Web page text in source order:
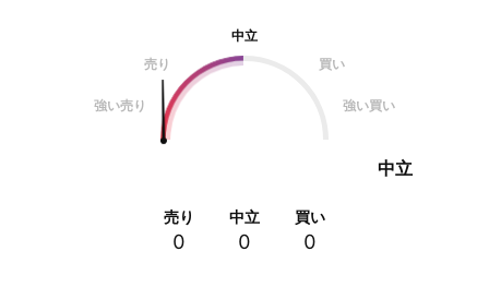
中立
売り
買い
強い売り 強い買い
中立
売り
0
中立
0
買い
0